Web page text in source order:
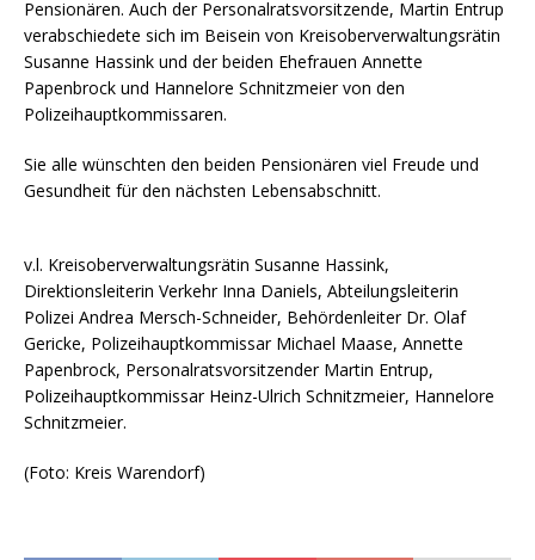
Pensionären. Auch der Personalratsvorsitzende, Martin Entrup
verabschiedete sich im Beisein von Kreisoberverwaltungsrätin
Susanne Hassink und der beiden Ehefrauen Annette
Papenbrock und Hannelore Schnitzmeier von den
Polizeihauptkommissaren.
Sie alle wünschten den beiden Pensionären viel Freude und
Gesundheit für den nächsten Lebensabschnitt.
v.l. Kreisoberverwaltungsrätin Susanne Hassink,
Direktionsleiterin Verkehr Inna Daniels, Abteilungsleiterin
Polizei Andrea Mersch-Schneider, Behördenleiter Dr. Olaf
Gericke, Polizeihauptkommissar Michael Maase, Annette
Papenbrock, Personalratsvorsitzender Martin Entrup,
Polizeihauptkommissar Heinz-Ulrich Schnitzmeier, Hannelore
Schnitzmeier.
(Foto: Kreis Warendorf)